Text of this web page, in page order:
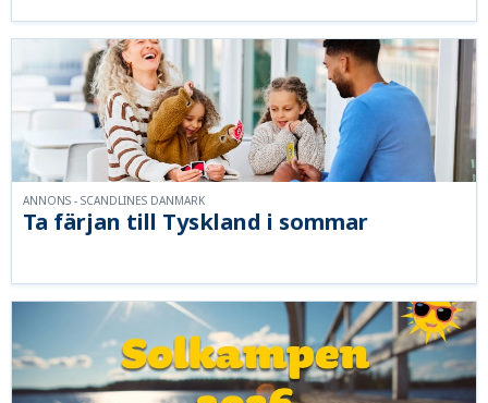
Ta färjan till Tyskland i sommar
ANNONS - SCANDLINES DANMARK